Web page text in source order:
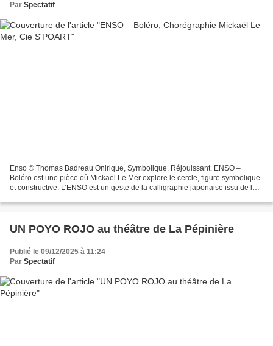
Par Spectatif
Enso © Thomas Badreau Onirique, Symbolique, Réjouissant. ENSO –
Boléro est une pièce où Mickaël Le Mer explore le cercle, figure symbolique
et constructive. L’ENSO est un geste de la calligraphie japonaise issu de la
UN POYO ROJO au théâtre de La Pépinière
Publié le 09/12/2025 à 11:24
Par Spectatif